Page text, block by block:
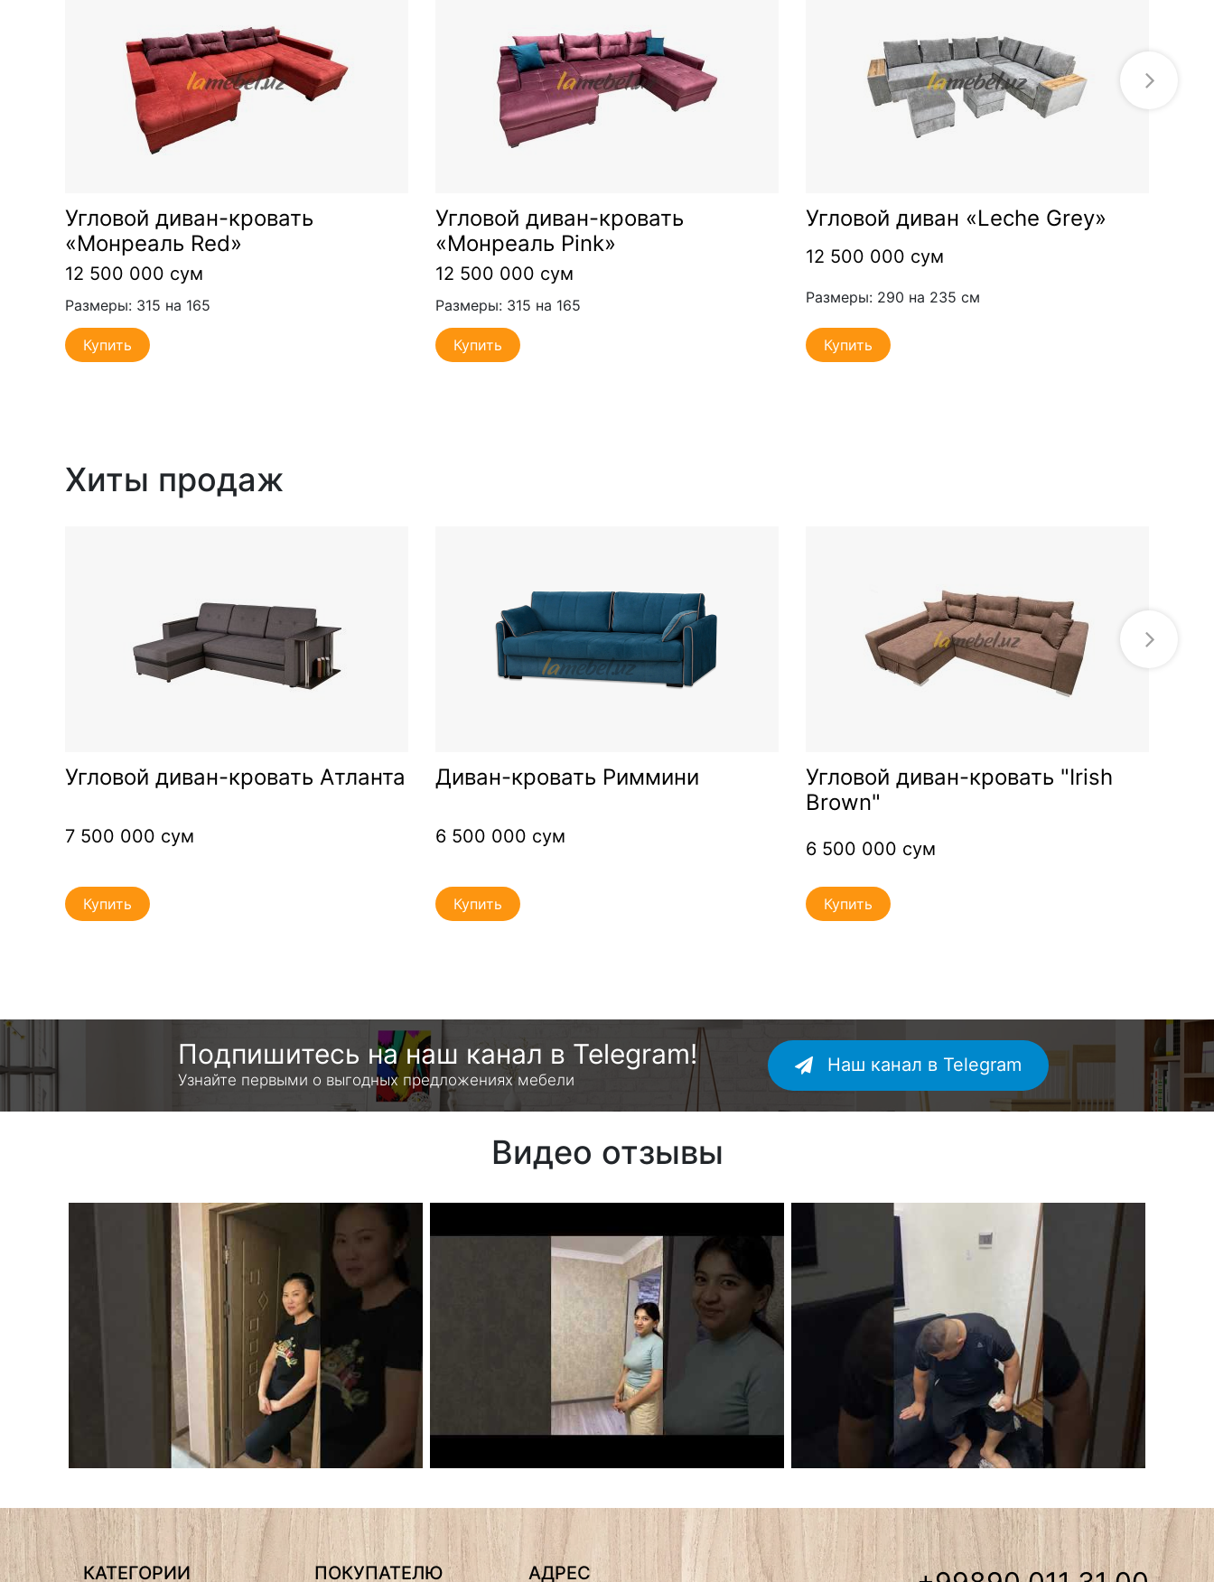
Угловой диван-кровать
«Монреаль Red»
12 500 000 сум
Размеры: 315 на 165
Купить
Угловой диван-кровать
«Монреаль Pink»
12 500 000 сум
Размеры: 315 на 165
Купить
Угловой диван «Leche Grey»
12 500 000 сум
Размеры: 290 на 235 см
Купить
Хиты продаж
Угловой диван-кровать Атланта
7 500 000 сум
Купить
Диван-кровать Риммини
6 500 000 сум
Купить
Угловой диван-кровать "Irish
Brown"
6 500 000 сум
Купить
Подпишитесь на наш канал в Telegram!
Узнайте первыми о выгодных предложениях мебели
Наш канал в Telegram
Видео отзывы
КАТЕГОРИИ ПОКУПАТЕЛЮ АДРЕС